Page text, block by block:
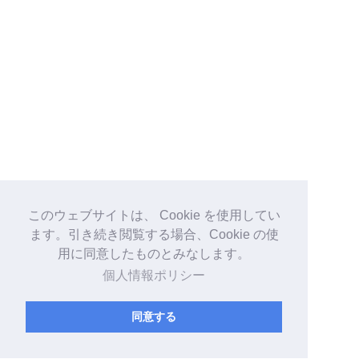
このウェブサイトは、 Cookie を使用してい
ます。引き続き閲覧する場合、Cookie の使
用に同意したものとみなします。
個人情報ポリシー
同意する